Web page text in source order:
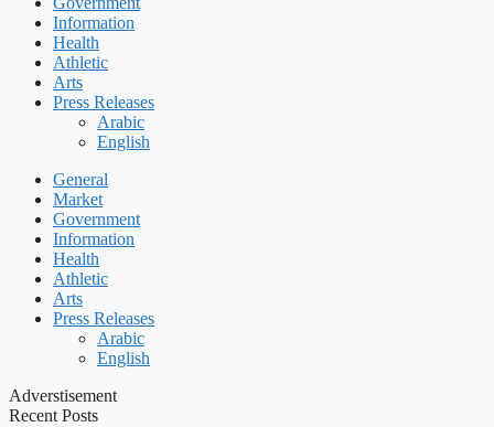
Information
Health
Athletic
Arts
Press Releases
Arabic
English
General
Market
Government
Information
Health
Athletic
Arts
Press Releases
Arabic
English
Adverstisement
Recent Posts